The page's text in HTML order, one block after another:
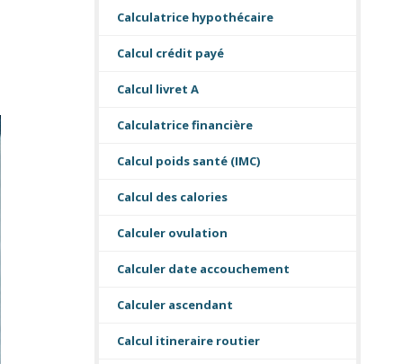
Calculatrice hypothécaire
Calcul crédit payé
Calcul livret A
Calculatrice financière
Calcul poids santé (IMC)
Calcul des calories
Calculer ovulation
Calculer date accouchement
Calculer ascendant
Calcul itineraire routier